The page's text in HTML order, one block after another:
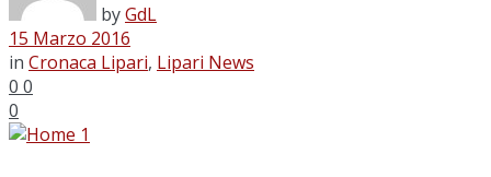
byGdL
15 Marzo 2016
in Cronaca Lipari, Lipari News
0 0
0